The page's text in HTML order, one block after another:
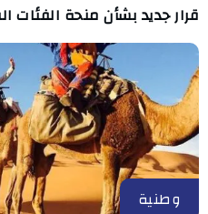
قرار جديد بشأن منحة الفئات
وطنية